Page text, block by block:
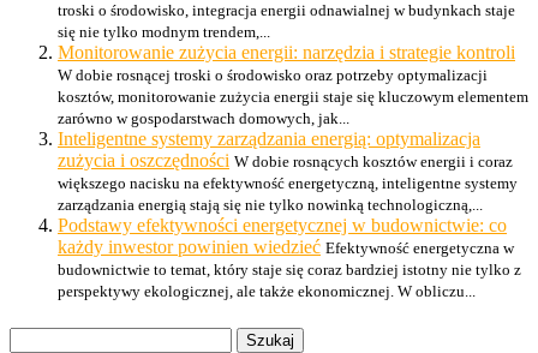
troski o środowisko, integracja energii odnawialnej w budynkach staje
się nie tylko modnym trendem,...
Monitorowanie zużycia energii: narzędzia i strategie kontroli
W dobie rosnącej troski o środowisko oraz potrzeby optymalizacji
kosztów, monitorowanie zużycia energii staje się kluczowym elementem
zarówno w gospodarstwach domowych, jak...
Inteligentne systemy zarządzania energią: optymalizacja
zużycia i oszczędności W dobie rosnących kosztów energii i coraz
większego nacisku na efektywność energetyczną, inteligentne systemy
zarządzania energią stają się nie tylko nowinką technologiczną,...
Podstawy efektywności energetycznej w budownictwie: co
każdy inwestor powinien wiedzieć Efektywność energetyczna w
budownictwie to temat, który staje się coraz bardziej istotny nie tylko z
perspektywy ekologicznej, ale także ekonomicznej. W obliczu...